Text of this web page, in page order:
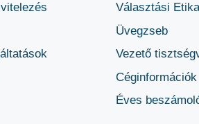
Választási
Üvegzseb
Vezető
Céginformációk
Éves